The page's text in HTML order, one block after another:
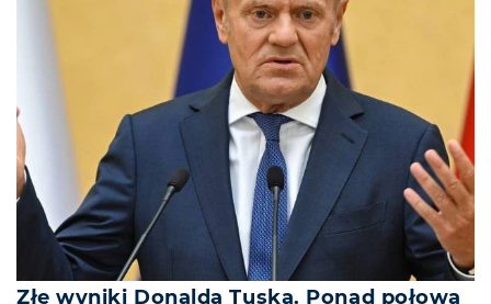
Złe wyniki Donalda Tuska. Ponad połowa